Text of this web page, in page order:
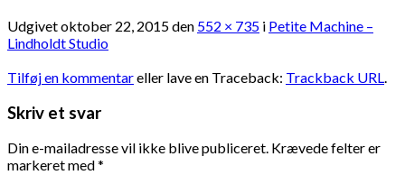
Udgivetoktober 22, 2015den 552 × 735 i Petite Machine –
Lindholdt Studio
Tilføj en kommentareller lave en Traceback: Trackback URL.
Skriv et svar
Din e-mailadresse vil ikke blive publiceret. Krævede felter er
markeret med*